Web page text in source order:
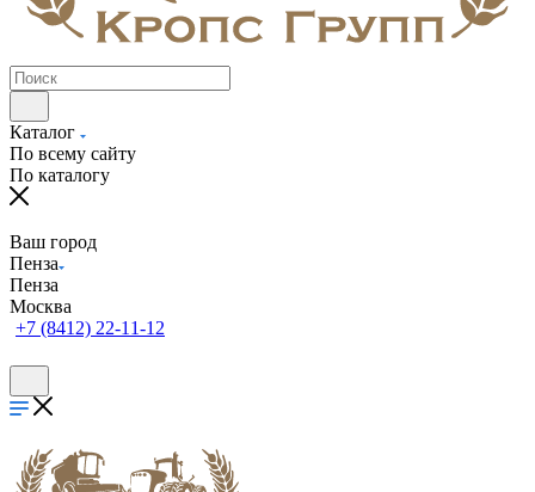
Каталог
По всему сайту
По каталогу
Ваш город
Пенза
Пенза
Москва
+7 (8412) 22-11-12